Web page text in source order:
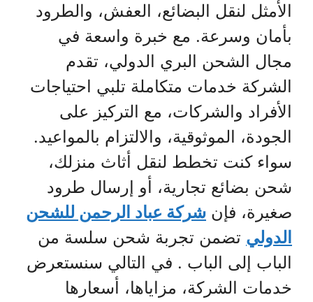
الأمثل لنقل البضائع، العفش، والطرود
بأمان وسرعة. مع خبرة واسعة في
مجال الشحن البري الدولي، تقدم
الشركة خدمات متكاملة تلبي احتياجات
الأفراد والشركات، مع التركيز على
الجودة، الموثوقية، والالتزام بالمواعيد.
سواء كنت تخطط لنقل أثاث منزلك،
شحن بضائع تجارية، أو إرسال طرود
صغيرة، فإن شركة عباد الرحمن للشحن
الدولي تضمن تجربة شحن سلسة من
الباب إلى الباب . في التالي سنستعرض
خدمات الشركة، مزاياها، أسعارها